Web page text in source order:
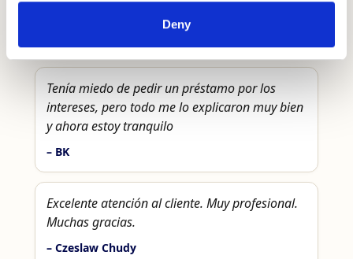
Deny
(Trustpilot)
Tenía miedo de pedir un préstamo por los
intereses, pero todo me lo explicaron muy bien
y ahora estoy tranquilo
– BK
Excelente atención al cliente. Muy profesional.
Muchas gracias.
– Czeslaw Chudy